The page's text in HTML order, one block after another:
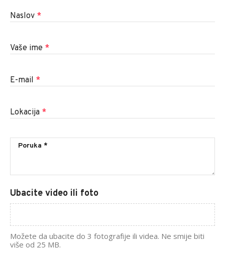
Naslov *
Vaše ime *
E-mail *
Lokacija *
Ubacite video ili foto
Možete da ubacite do 3 fotografije ili videa. Ne smije biti
više od 25 MB.